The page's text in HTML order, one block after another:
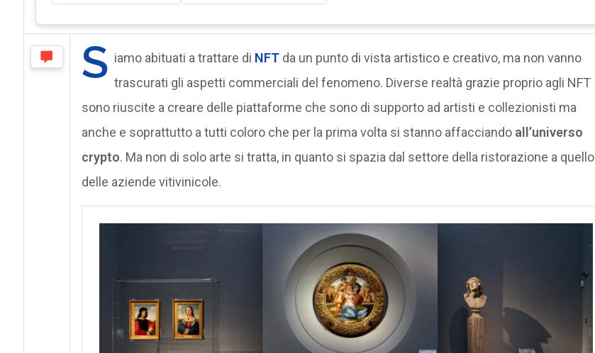
S iamo abituati a trattare di NFTda un punto di vista artistico e creativo, ma non vanno
trascurati gli aspetti commerciali del fenomeno. Diverse realtà grazie proprio agli NFT
sono riuscite a creare delle piattaforme che sono di supporto ad artisti e collezionisti ma
anche e soprattutto a tutti coloro che per la prima volta si stanno affacciando all’universo
crypto. Ma non di solo arte si tratta, in quanto si spazia dal settore della ristorazione a quello
delle aziende vitivinicole.